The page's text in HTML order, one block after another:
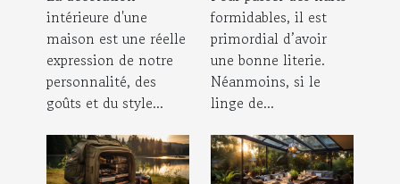
les rideaux
idéaux pour
votre maison ?
intérieure d'une
maison est une réelle
expression de notre
personnalité, des
goûts et du style...
formidables, il est
primordial d’avoir
une bonne literie.
Néanmoins, si le
linge de...